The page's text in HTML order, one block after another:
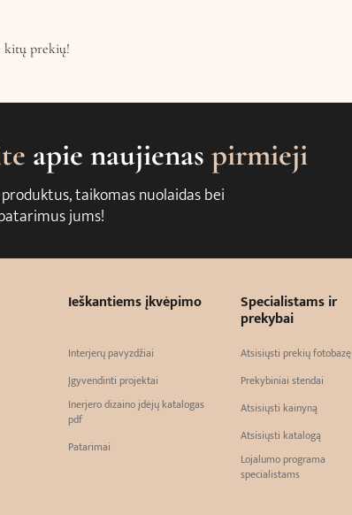
kitų prekių!
apie naujienas pirmieji
taikomas nuolaidas bei
jums!
Ieškantiems įkvėpimo
Interjerų pavyzdžiai
Įgyvendinti projektai
Inerjero dizaino įdėjų katalogas
pdf
Patarimai
Specialistams ir
prekybai
Atsisiųsti prekių fotobazę
Prekybiniai stendai
Atsisiųsti kainyną
Atsisiųsti katalogą
Lojalumo programa
specialistams